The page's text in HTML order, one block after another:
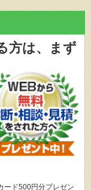
は、
まず
ード500円分プレゼン